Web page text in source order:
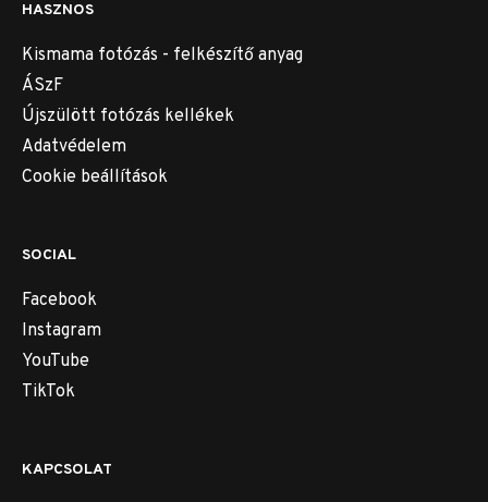
HASZNOS
Kismama fotózás - felkészítő anyag
ÁSzF
Újszülött fotózás kellékek
Adatvédelem
Cookie beállítások
SOCIAL
Facebook
Instagram
YouTube
TikTok
KAPCSOLAT